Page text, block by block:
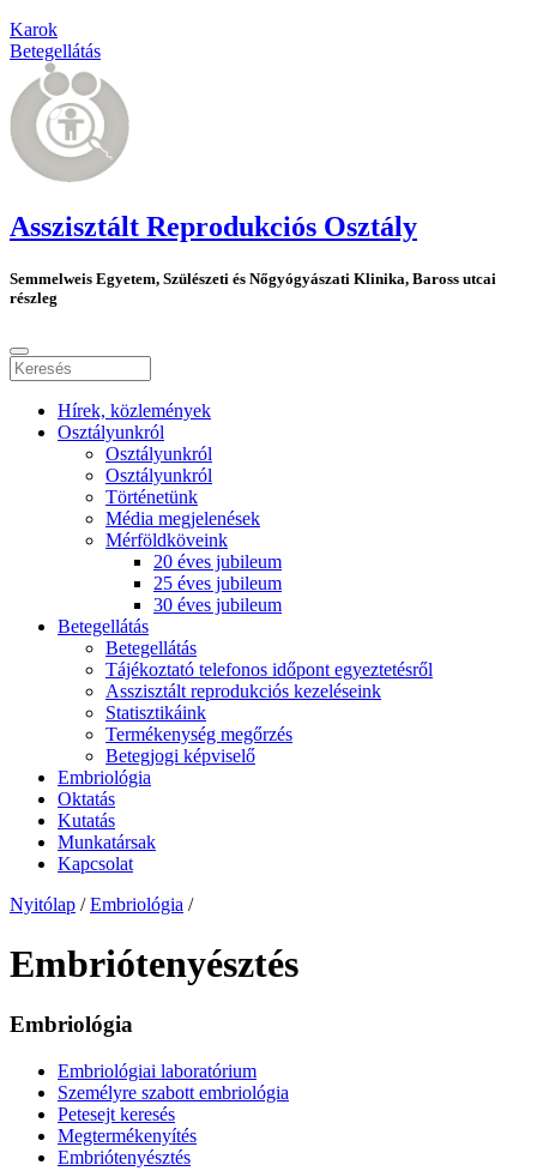
Karok
Betegellátás
Asszisztált Reprodukciós Osztály
Semmelweis Egyetem, Szülészeti és Nőgyógyászati Klinika, Baross utcai
részleg
Hírek, közlemények
Osztályunkról
Osztályunkról
Osztályunkról
Történetünk
Média megjelenések
Mérföldköveink
20 éves jubileum
25 éves jubileum
30 éves jubileum
Betegellátás
Betegellátás
Tájékoztató telefonos időpont egyeztetésről
Asszisztált reprodukciós kezeléseink
Statisztikáink
Termékenység megőrzés
Betegjogi képviselő
Embriológia
Oktatás
Kutatás
Munkatársak
Kapcsolat
Nyitólap / Embriológia /
Embriótenyésztés
Embriológia
Embriológiai laboratórium
Személyre szabott embriológia
Petesejt keresés
Megtermékenyítés
Embriótenyésztés